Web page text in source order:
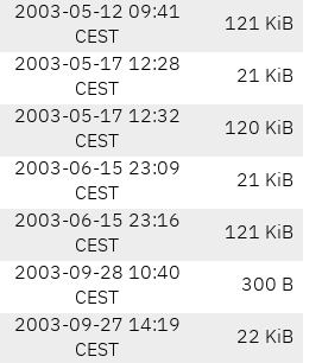
2003-05-12 09:41
CEST
121 KiB
2003-05-17 12:28
CEST
21 KiB
2003-05-17 12:32
CEST
120 KiB
2003-06-15 23:09
CEST
21 KiB
2003-06-15 23:16
CEST
121 KiB
2003-09-28 10:40
CEST
300 B
2003-09-27 14:19
CEST
22 KiB